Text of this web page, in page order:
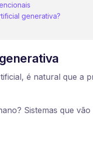
generativa?
é natural que a
Sistemas que